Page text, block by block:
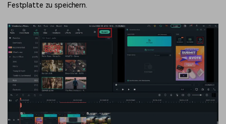
Festplatte zu speichern.